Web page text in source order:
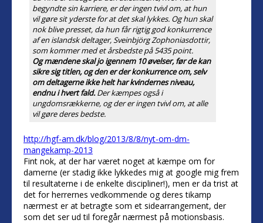
begyndte sin karriere, er der ingen tvivl om, at hun
vil gøre sit yderste for at det skal lykkes. Og hun skal
nok blive presset, da hun får rigtig god konkurrence
af en islandsk deltager, Sveinbjörg Zophoniasdottir,
som kommer med et årsbedste på 5435 point.
Og mændene skal jo igennem 10 øvelser, før de kan
sikre sig titlen, og den er der konkurrence om, selv
om deltagerne ikke helt har kvindernes niveau,
endnu i hvert fald.Der kæmpes også i
ungdomsrækkerne, og der er ingen tvivl om, at alle
vil gøre deres bedste.
http://hgf-am.dk/blog/2013/8/8/nyt-om-dm-
mangekamp-2013
Fint nok, at der har været noget at kæmpe om for
damerne (er stadig ikke lykkedes mig at google mig frem
til resultaterne i de enkelte discipliner!), men er da trist at
det for herrernes vedkommende og deres tikamp
nærmest er at betragte som et sidearrangement, der
som det ser ud til foregår nærmest på motionsbasis.